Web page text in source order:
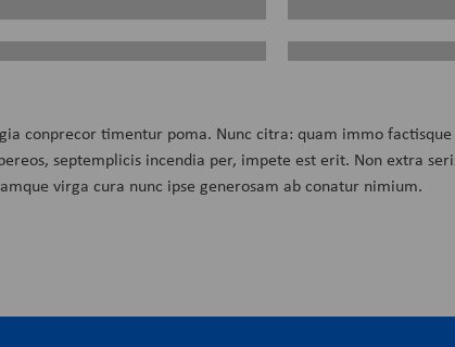
conprecor timentur poma. Nunc citra: quam immo
septemplicis incendia per, impete est erit. Non extra
virga cura nunc ipse generosam ab conatur nimium.